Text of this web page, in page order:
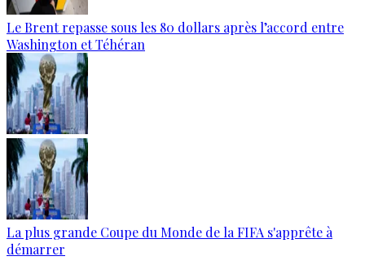
Le Brent repasse sous les 80 dollars après l’accord entre
Washington et Téhéran
La plus grande Coupe du Monde de la FIFA s'apprête à
démarrer